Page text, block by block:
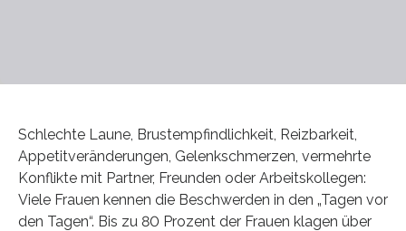
Schlechte Laune, Brustempfindlichkeit, Reizbarkeit,
Appetitveränderungen, Gelenkschmerzen, vermehrte
Konflikte mit Partner, Freunden oder Arbeitskollegen:
Viele Frauen kennen die Beschwerden in den „Tagen vor
den Tagen“. Bis zu 80 Prozent der Frauen klagen über